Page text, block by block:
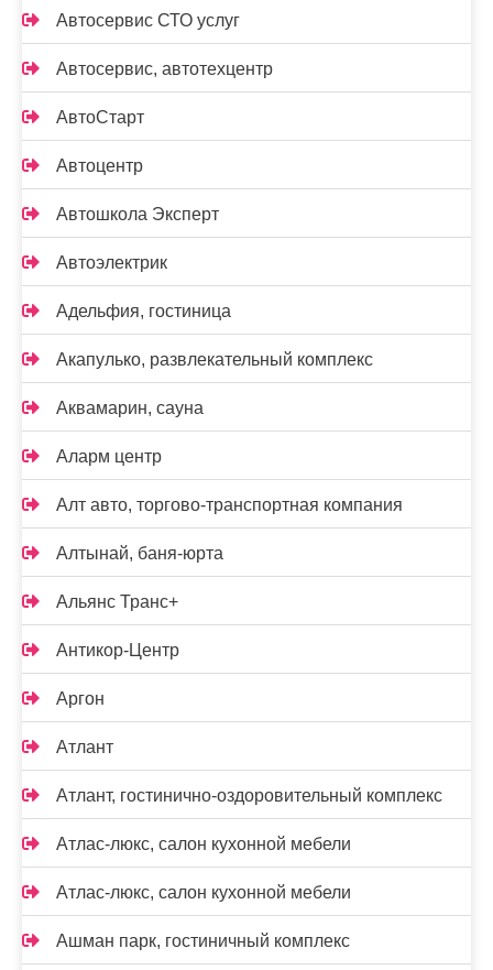
Автосервис СТО услуг
Автосервис, автотехцентр
АвтоСтарт
Автоцентр
Автошкола Эксперт
Автоэлектрик
Адельфия, гостиница
Акапулько, развлекательный комплекс
Аквамарин, сауна
Аларм центр
Алт авто, торгово-транспортная компания
Алтынай, баня-юрта
Альянс Транс+
Антикор-Центр
Аргон
Атлант
Атлант, гостинично-оздоровительный комплекс
Атлас-люкс, салон кухонной мебели
Атлас-люкс, салон кухонной мебели
Ашман парк, гостиничный комплекс